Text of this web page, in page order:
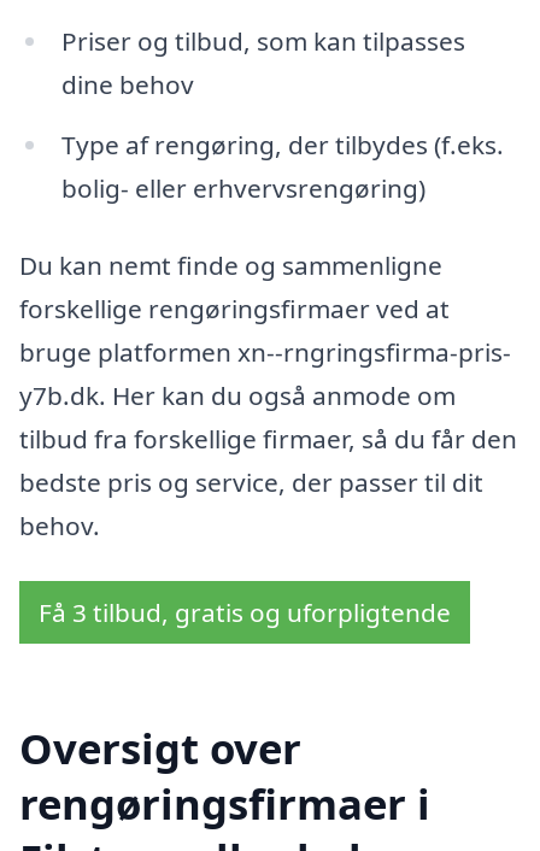
Priser og tilbud, som kan tilpasses
dine behov
Type af rengøring, der tilbydes (f.eks.
bolig- eller erhvervsrengøring)
Du kan nemt finde og sammenligne
forskellige rengøringsfirmaer ved at
bruge platformen xn--rngringsfirma-pris-
y7b.dk. Her kan du også anmode om
tilbud fra forskellige firmaer, så du får den
bedste pris og service, der passer til dit
behov.
Få 3 tilbud, gratis og uforpligtende
Oversigt over
rengøringsfirmaer i